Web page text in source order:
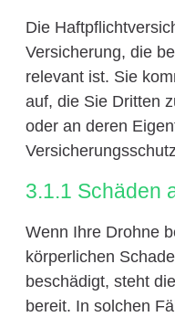
Die
Versicherung, die
relevant ist. Sie
auf, die Sie Dritten
oder an deren
3.1.1 Schäden
Wenn Ihre Drohne
körperlichen
beschädigt, steht
bereit. In solchen